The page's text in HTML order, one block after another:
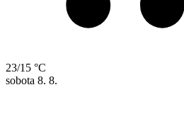
23/15 °C
sobota 8. 8.